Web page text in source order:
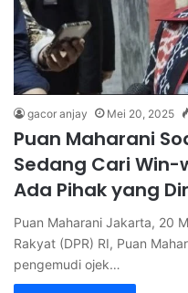
gacor anjay Mei 20, 2025
Puan Maharani
Sedang Cari
Ada Pihak yang
Puan Maharani Jakarta, 20
Rakyat (DPR) RI, Puan
pengemudi ojek…